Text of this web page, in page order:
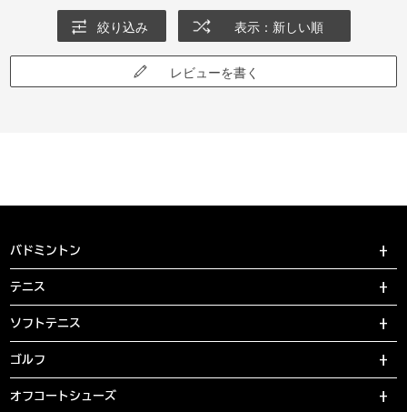
絞り込み 表示：新しい順
レビューを書く
バドミントン
テニス
ソフトテニス
ゴルフ
オフコートシューズ